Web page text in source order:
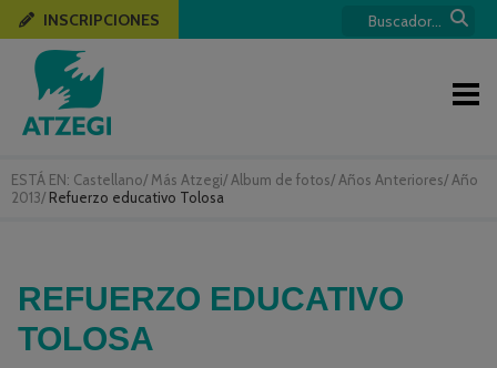
ESTÁ EN: Castellano/ Más Atzegi/ Album de fotos/ Años Anteriores/ Año
2013/ Refuerzo educativo Tolosa
INSCRIPCIONES
REFUERZO EDUCATIVO
TOLOSA